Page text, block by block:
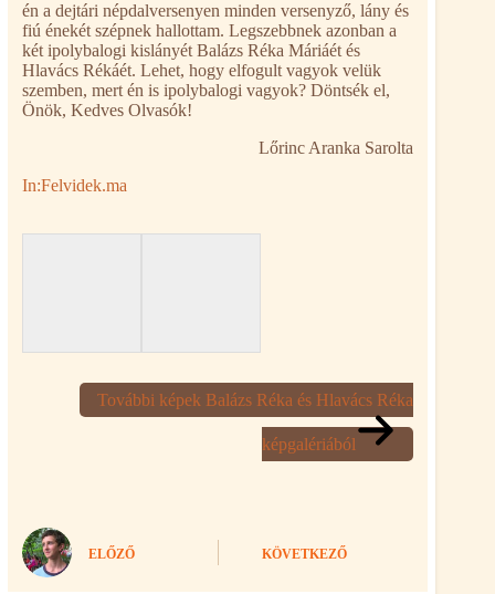
én a dejtári népdalversenyen minden versenyző, lány és
fiú énekét szépnek hallottam. Legszebbnek azonban a
két ipolybalogi kislányét Balázs Réka Máriáét és
Hlavács Rékáét. Lehet, hogy elfogult vagyok velük
szemben, mert én is ipolybalogi vagyok? Döntsék el,
Önök, Kedves Olvasók!
Lőrinc Aranka Sarolta
In:Felvidek.ma
További képek Balázs Réka és Hlavács Réka
képgalériából
ELŐZŐ KÖVETKEZŐ